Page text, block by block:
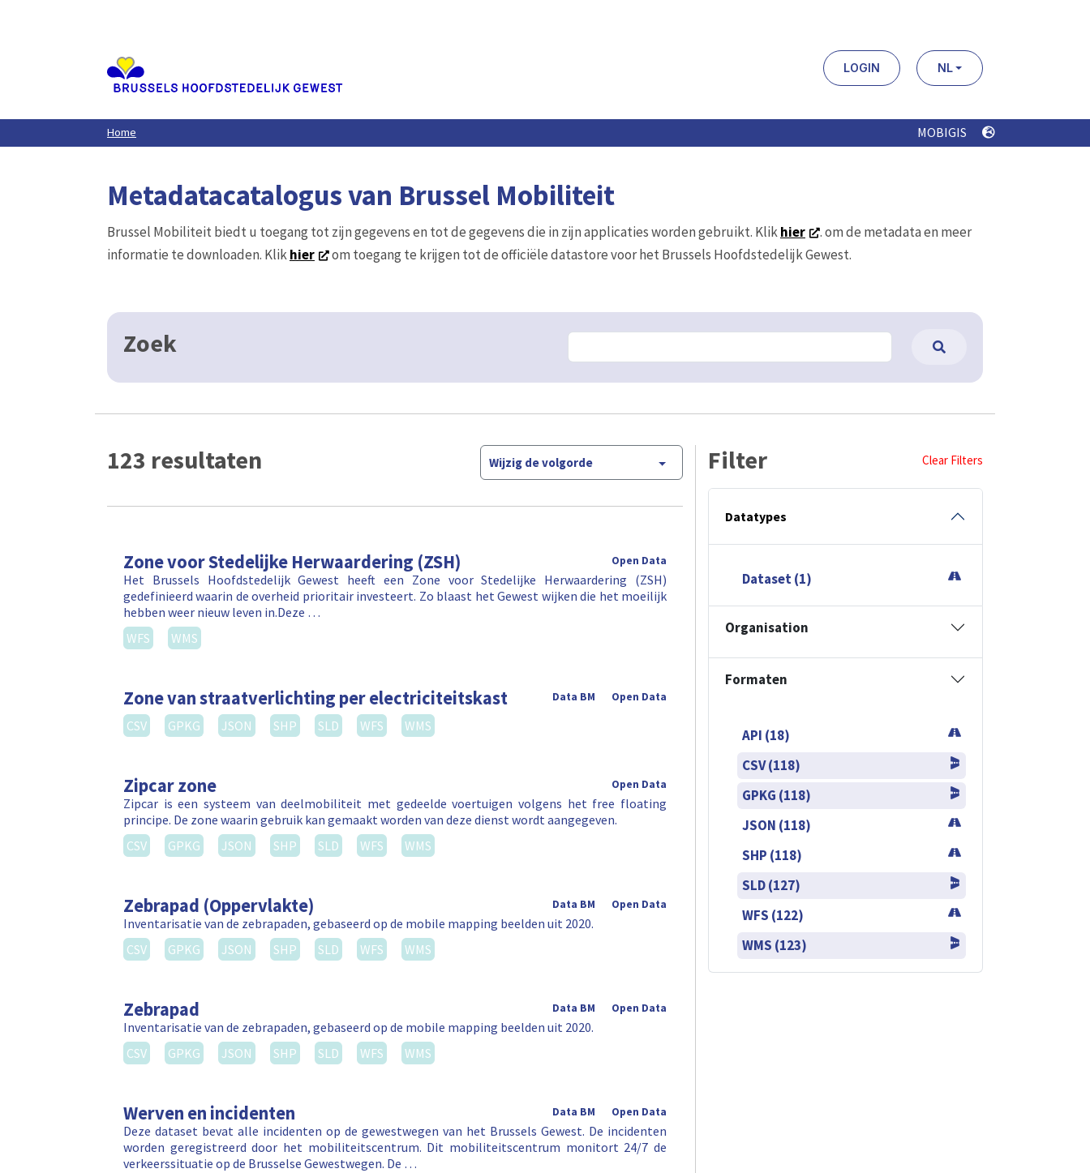
LOGIN NL
Home MOBIGIS
Metadatacatalogus van Brussel Mobiliteit
Brussel Mobiliteit biedt u toegang tot zijn gegevens en tot de gegevens die in zijn applicaties worden gebruikt. Klikhier
. om de metadata en meer
informatie te downloaden. Klikhier om toegang te krijgen tot de officiële datastore voor het Brussels Hoofdstedelijk Gewest.
Zoek
123 resultaten Wijzig de volgorde
Zone voor Stedelijke Herwaardering (ZSH) Open Data
Het Brussels Hoofdstedelijk Gewest heeft een Zone voor Stedelijke Herwaardering (ZSH)
gedefinieerd waarin de overheid prioritair investeert. Zo blaast het Gewest wijken die het moeilijk
hebben weer nieuw leven in.Deze …
WFS
WMS
Zone van straatverlichting per electriciteitskast Open Data
Data BM
CSV GPKG JSON SHP SLD WFS WMS
Zipcar zone Open Data
Zipcar is een systeem van deelmobiliteit met gedeelde voertuigen volgens het free floating
principe. De zone waarin gebruik kan gemaakt worden van deze dienst wordt aangegeven.
CSV
GPKG JSON SHP SLD WFS WMS
Zebrapad (Oppervlakte) Open Data
Data BM
Inventarisatie van de zebrapaden, gebaseerd op de mobile mapping beelden uit 2020.
CSV
GPKG JSON SHP SLD WFS WMS
Zebrapad Open Data
Data BM
Inventarisatie van de zebrapaden, gebaseerd op de mobile mapping beelden uit 2020.
CSV
GPKG JSON SHP SLD WFS WMS
Werven en incidenten Open Data
Data BM
Deze dataset bevat alle incidenten op de gewestwegen van het Brussels Gewest. De incidenten
worden geregistreerd door het mobiliteitscentrum. Dit mobiliteitscentrum monitort 24/7 de
verkeerssituatie op de Brusselse Gewestwegen. De …
Filter Clear Filters
Datatypes
Dataset (1)
Organisation
Formaten
API (18)
CSV (118)
GPKG (118)
JSON (118)
SHP (118)
SLD (127)
WFS (122)
WMS (123)